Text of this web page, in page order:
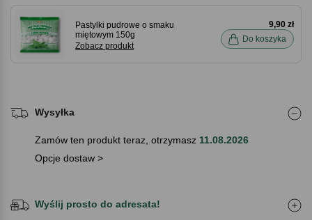
Pastylki pudrowe o smaku
miętowym 150g
Zobacz produkt
9,90 zł
Do koszyka
Wysyłka
Zamów ten produkt teraz, otrzymasz 11.08.2026
Opcje dostaw >
Wyślij prosto do adresata!